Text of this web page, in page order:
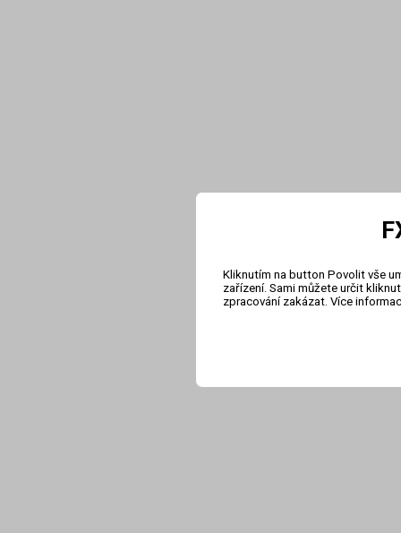
Kliknutím na button Povolit vše
zařízení. Sami můžete určit
zpracování zakázat. Více